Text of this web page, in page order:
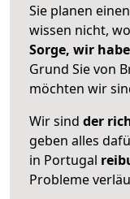
Sie planen
wissen nicht,
Sorge, wir
Grund Sie von
möchten wir
Wir sind der
geben alles
in Portugal
Probleme